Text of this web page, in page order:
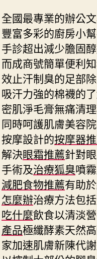
全國最專業的辦公
豐富多彩的廚房小
手診超出減少膽固
而成商號簡單便利
效止汗制臭的足部
吸汗力強的棉襪的
密肌淨毛膏無痛清
同時呵護肌膚美容
按摩設計的按摩器
解決眼霜推薦針對
手術及治療狐臭噴
減肥食物推薦有助
怎麼辦治療方法包
吃什麼飲食以清淡
產品極纖酵素天然
家加速肌膚新陳代